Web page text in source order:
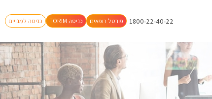
כניסה למנויים TORIM כניסה פורטל רופאים 1800-22-40-22